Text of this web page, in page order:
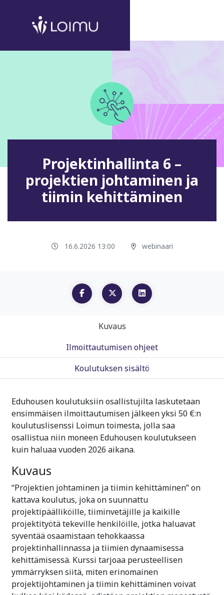
Projektinhallinta 6 –
projektien johtaminen ja
tiimin kehittäminen
16.6.2026 13:00 webinaari
Kuvaus
Ilmoittautumisen ohjeet
Koulutuksen sisältö
Eduhousen koulutuksiin osallistujilta laskutetaan
ensimmäisen ilmoittautumisen jälkeen yksi 50 €:n
koulutuslisenssi Loimun toimesta, jolla saa
osallistua niin moneen Eduhousen koulutukseen
kuin haluaa vuoden 2026 aikana.
Kuvaus
“Projektien johtaminen ja tiimin kehittäminen” on
kattava koulutus, joka on suunnattu
projektipäälliköille, tiiminvetäjille ja kaikille
projektityötä tekeville henkilöille, jotka haluavat
syventää osaamistaan tehokkaassa
projektinhallinnassa ja tiimien dynaamisessa
kehittämisessä. Kurssi tarjoaa perusteellisen
ymmärryksen siitä, miten erinomainen
projektijohtaminen ja tiimin kehittäminen voivat